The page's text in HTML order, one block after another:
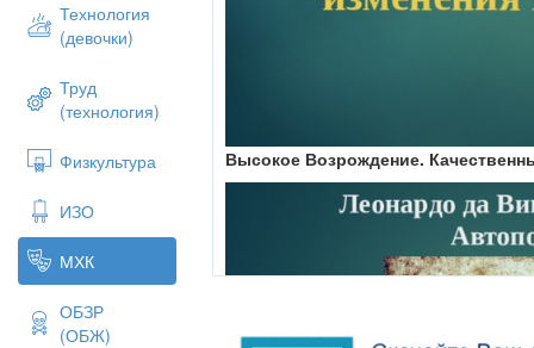
Технология
(девочки)
Труд
(технология)
Физкультура
ИЗО
МХК
ОБЗР
(ОБЖ)
Высокое Возрождение.